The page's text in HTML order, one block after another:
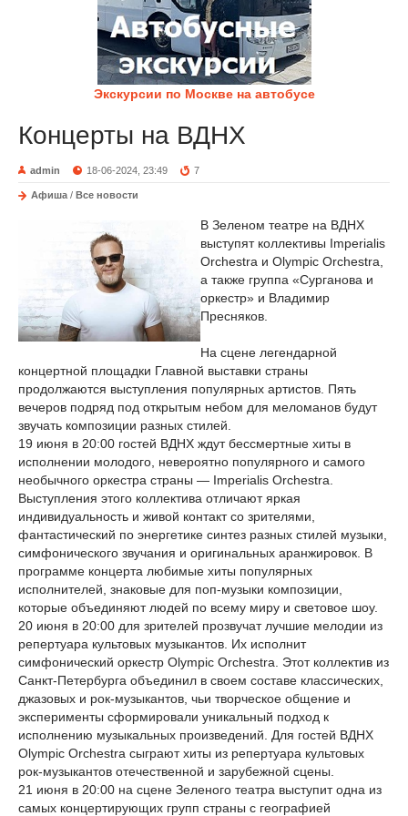
Экскурсии по Москве на автобусе
Концерты на ВДНХ
admin 18-06-2024, 23:49 7
Афиша / Все новости
В Зеленом театре на ВДНХ
выступят коллективы Imperialis
Orchestra и Olympic Orchestra,
а также группа «Сурганова и
оркестр» и Владимир
Пресняков.
На сцене легендарной
концертной площадки Главной выставки страны
продолжаются выступления популярных артистов. Пять
вечеров подряд под открытым небом для меломанов будут
звучать композиции разных стилей.
19 июня в 20:00 гостей ВДНХ ждут бессмертные хиты в
исполнении молодого, невероятно популярного и самого
необычного оркестра страны — Imperialis Orchestra.
Выступления этого коллектива отличают яркая
индивидуальность и живой контакт со зрителями,
фантастический по энергетике синтез разных стилей музыки,
симфонического звучания и оригинальных аранжировок. В
программе концерта любимые хиты популярных
исполнителей, знаковые для поп-музыки композиции,
которые объединяют людей по всему миру и световое шоу.
20 июня в 20:00 для зрителей прозвучат лучшие мелодии из
репертуара культовых музыкантов. Их исполнит
симфонический оркестр Olympic Orchestra. Этот коллектив из
Санкт-Петербурга объединил в своем составе классических,
джазовых и рок-музыкантов, чьи творческое общение и
эксперименты сформировали уникальный подход к
исполнению музыкальных произведений. Для гостей ВДНХ
Olympic Orchestra сыграют хиты из репертуара культовых
рок-музыкантов отечественной и зарубежной сцены.
21 июня в 20:00 на сцене Зеленого театра выступит одна из
самых концертирующих групп страны с географией